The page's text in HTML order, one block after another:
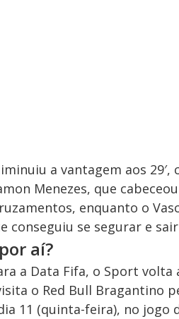
a vantagem aos
Menezes, que
enquanto o
conseguiu se segurar e
aí?
a Data Fifa, o Sport
o Red Bull Bragantino
11 (quinta-feira), no jogo